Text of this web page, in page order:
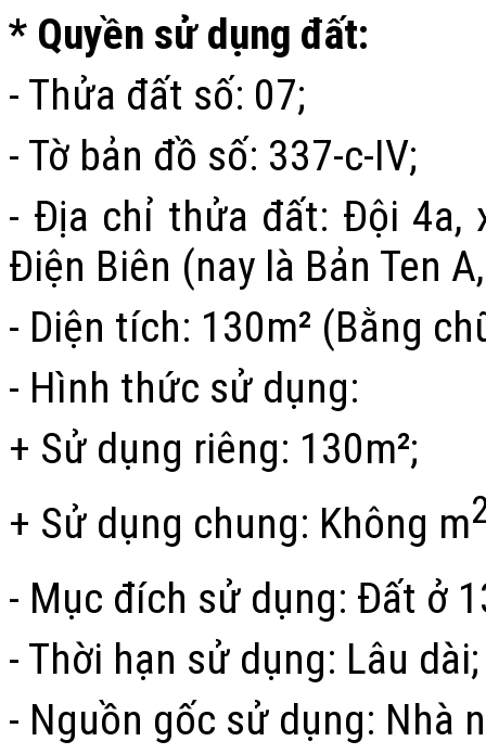
* Quyền sử dụng đất:
- Thửa đất số: 07;
- Tờ bản đồ số: 337-c-IV;
- Địa chỉ thửa đất: Đội 4a,
Điện Biên (nay là Bản Ten
- Diện tích: 130m² (Bằng
- Hình thức sử dụng:
+ Sử dụng riêng: 130m²;
+ Sử dụng chung: Không m
- Mục đích sử dụng: Đất ở
- Thời hạn sử dụng: Lâu dài;
- Nguồn gốc sử dụng: Nhà